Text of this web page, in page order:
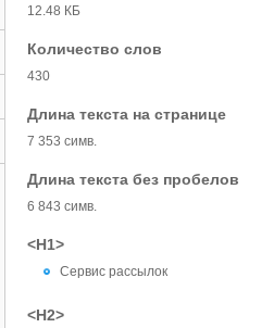
12.48 КБ
Количество слов
430
Длина текста на странице
7 353 симв.
Длина текста без пробелов
6 843 симв.
<H1>
Сервис рассылок
<H2>